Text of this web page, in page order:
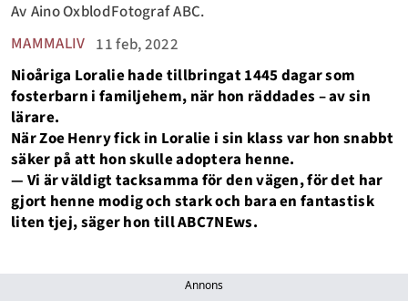
MAMMALIV 11 feb, 2022
Av Aino OxblodFotografABC.
Nioåriga Loralie hade tillbringat 1445 dagar som
fosterbarn i familjehem, när hon räddades – av sin
lärare.
När Zoe Henry fick in Loralie i sin klass var hon snabbt
säker på att hon skulle adoptera henne.
— Vi är väldigt tacksamma för den vägen, för det har
gjort henne modig och stark och bara en fantastisk
liten tjej, säger hon till ABC7NEws.
Annons